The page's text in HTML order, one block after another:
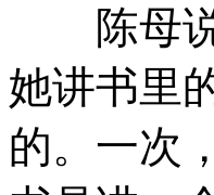
陈母说
她讲书里
的。一次